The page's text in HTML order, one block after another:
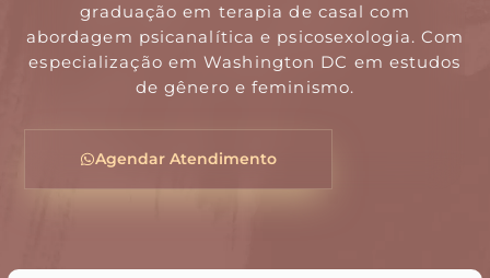
graduação em terapia de casal com
abordagem psicanalítica e psicosexologia. Com
especialização em Washington DC em estudos
de gênero e feminismo.
Agendar Atendimento